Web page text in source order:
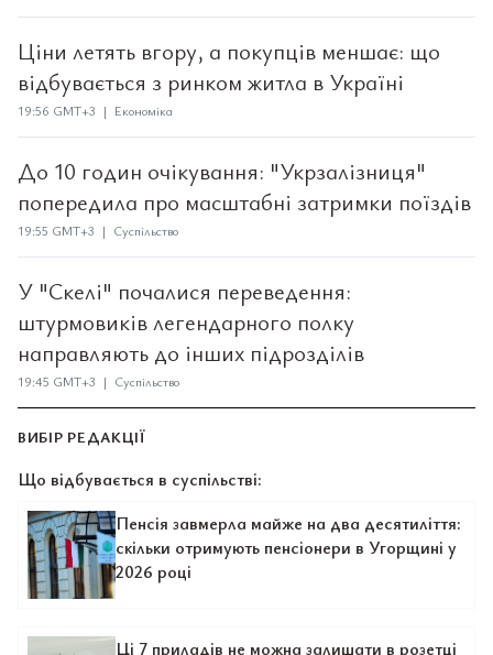
Ціни летять вгору, а покупців меншає: що
відбувається з ринком житла в Україні
19:56 GMT+3 | Економіка
До 10 годин очікування: "Укрзалізниця"
попередила про масштабні затримки поїздів
19:55 GMT+3 | Суспільство
У "Скелі" почалися переведення:
штурмовиків легендарного полку
направляють до інших підрозділів
19:45 GMT+3 | Суспільство
ВИБІР РЕДАКЦІЇ
Що відбувається в суспільстві:
Пенсія завмерла майже на два десятиліття:
скільки отримують пенсіонери в Угорщині у
2026 році
Ці 7 приладів не можна залишати в розетці